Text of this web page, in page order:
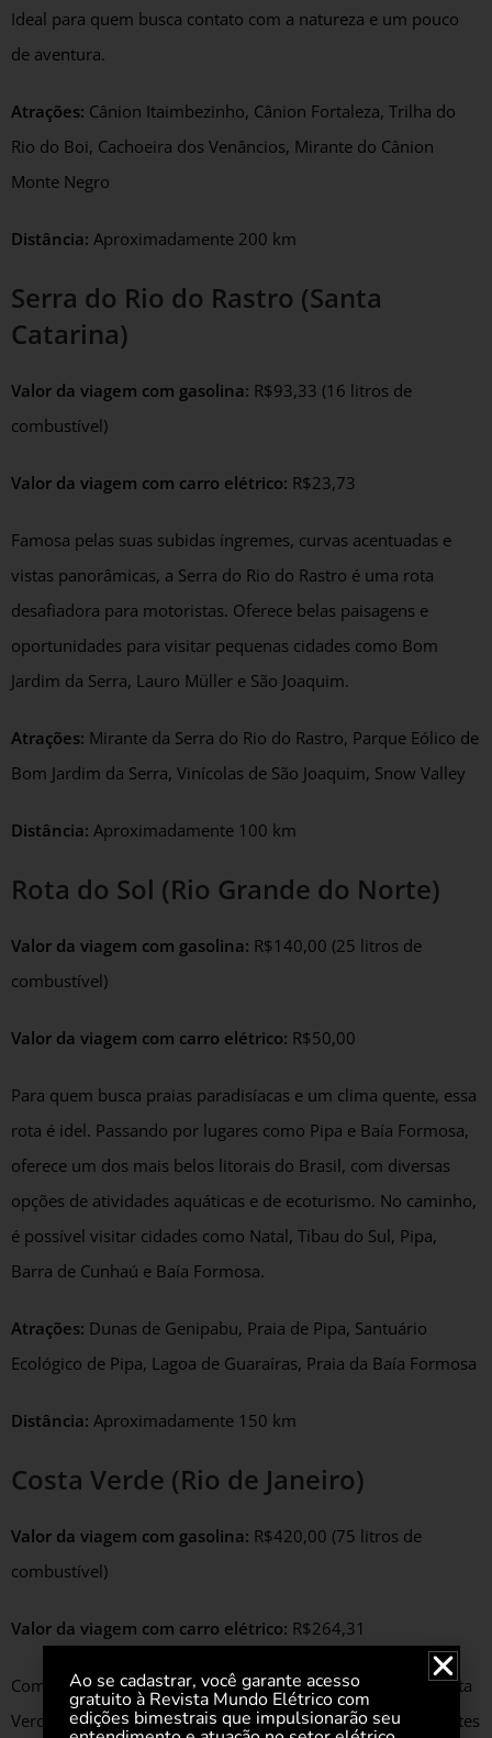
Ideal para quem busca contato com a natureza e um pouco
de aventura.
Atrações: Cânion Itaimbezinho, Cânion Fortaleza, Trilha do
Rio do Boi, Cachoeira dos Venâncios, Mirante do Cânion
Monte Negro
Distância: Aproximadamente 200 km
Serra do Rio do Rastro (Santa
Catarina)
Valor da viagem com gasolina: R$93,33 (16 litros de
combustível)
Valor da viagem com carro elétrico: R$23,73
Famosa pelas suas subidas íngremes, curvas acentuadas e
vistas panorâmicas, a Serra do Rio do Rastro é uma rota
desafiadora para motoristas. Oferece belas paisagens e
oportunidades para visitar pequenas cidades como Bom
Jardim da Serra, Lauro Müller e São Joaquim.
Atrações: Mirante da Serra do Rio do Rastro, Parque Eólico de
Bom Jardim da Serra, Vinícolas de São Joaquim, Snow Valley
Distância: Aproximadamente 100 km
Rota do Sol (Rio Grande do Norte)
Valor da viagem com gasolina: R$140,00 (25 litros de
combustível)
Valor da viagem com carro elétrico: R$50,00
Para quem busca praias paradisíacas e um clima quente, essa
rota é idel. Passando por lugares como Pipa e Baía Formosa,
oferece um dos mais belos litorais do Brasil, com diversas
opções de atividades aquáticas e de ecoturismo. No caminho,
é possível visitar cidades como Natal, Tibau do Sul, Pipa,
Barra de Cunhaú e Baía Formosa.
Atrações: Dunas de Genipabu, Praia de Pipa, Santuário
Ecológico de Pipa, Lagoa de Guaraíras, Praia da Baía Formosa
Distância: Aproximadamente 150 km
Costa Verde (Rio de Janeiro)
Valor da viagem com gasolina: R$420,00 (75 litros de
combustível)
Valor da viagem com carro elétrico: R$264,31
Com destinos icônicos como Angra dos Reis e Paraty, a Costa
Verde é ideal para quem quer combinar praias deslumbrantes
Ao se cadastrar, você garante acesso
gratuito à Revista Mundo Elétrico com
edições bimestrais que impulsionarão seu